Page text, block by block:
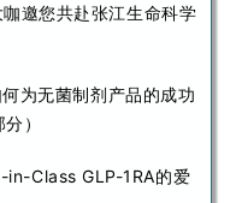
邀您共赴张江生命科学
为无菌制剂产品的成功
）
Class GLP-1RA的爱